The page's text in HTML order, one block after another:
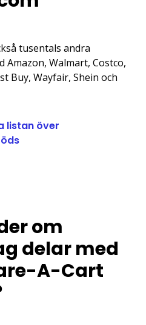
tusentals andra
Walmart, Costco,
Buy, Wayfair, Shein och
listan över
om
delar med
A-Cart